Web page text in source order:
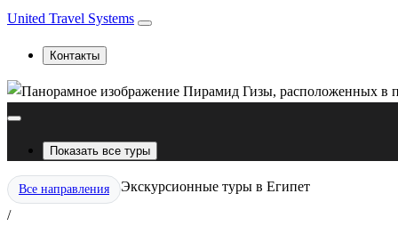
United Travel Systems
Контакты
Показать все туры
Все направления
/
Экскурсионные туры в Египет